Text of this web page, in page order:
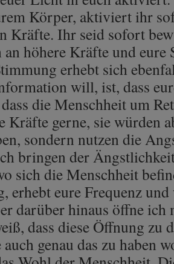
Körper, aktiviert ihr
Kräfte. Ihr seid sofort
an höhere Kräfte und
erhebt sich
will, ist, dass
die Menschheit um
Kräfte gerne, sie würden
sondern nutzen die
bringen der
sich die Menschheit
erhebt eure Frequenz
darüber hinaus öffne ich
dass diese Öffnung zu
genau das zu haben